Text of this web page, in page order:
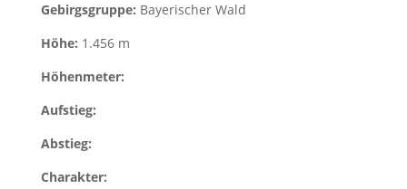
Gebirgsgruppe: Bayerischer Wald
Höhe: 1.456 m
Höhenmeter:
Aufstieg:
Abstieg:
Charakter: